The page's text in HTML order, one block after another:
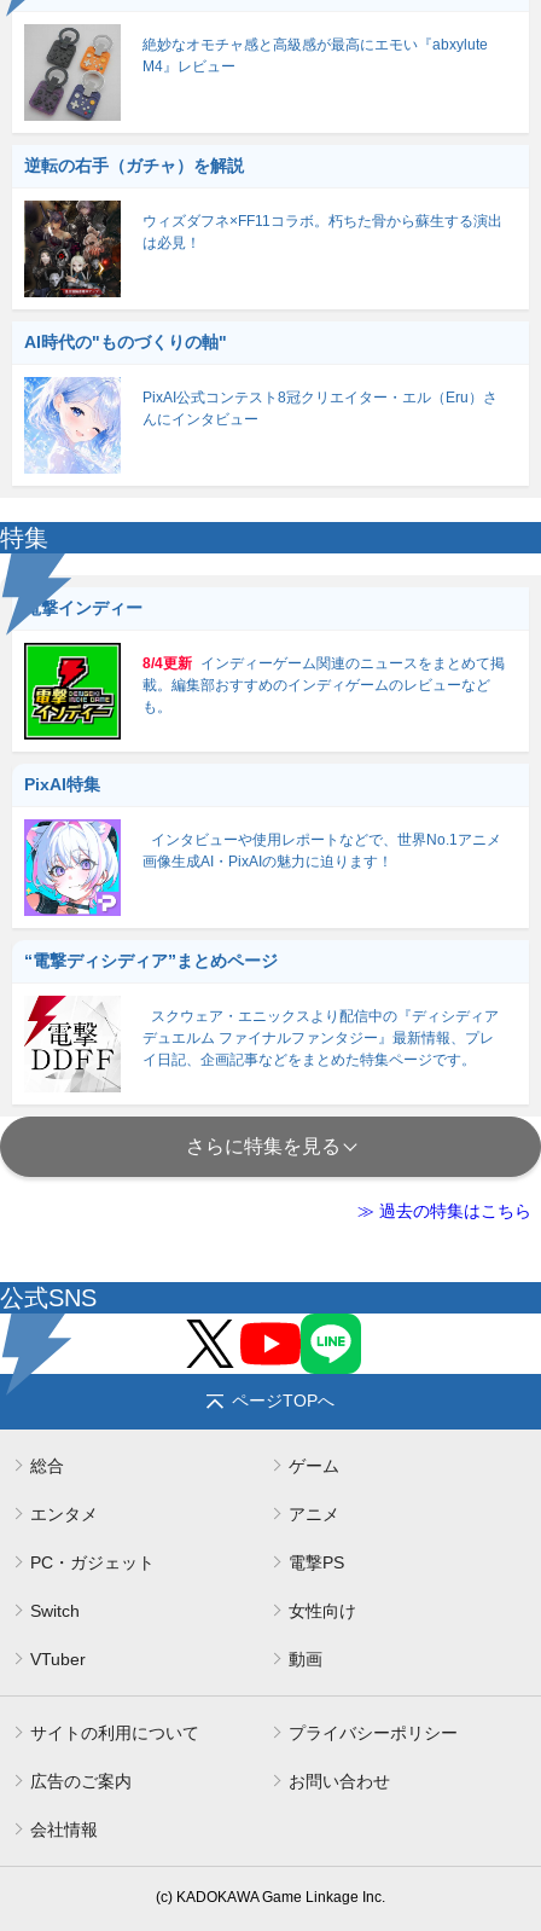
絶妙なオモチャ感と高級感が最高にエモい『abxylute
M4』レビュー
逆転の右手（ガチャ）を解説
ウィズダフネ×FF11コラボ。朽ちた骨から蘇生する演出
は必見！
AI時代の"ものづくりの軸"
PixAI公式コンテスト8冠クリエイター・エル（Eru）さ
んにインタビュー
特集
電撃インディー
8/4更新 インディーゲーム関連のニュースをまとめて掲
載。編集部おすすめのインディゲームのレビューなど
も。
PixAI特集
インタビューや使用レポートなどで、世界No.1アニメ
画像生成AI・PixAIの魅力に迫ります！
“電撃ディシディア”まとめページ
スクウェア・エニックスより配信中の『ディシディア
デュエルム ファイナルファンタジー』最新情報、プレ
イ日記、企画記事などをまとめた特集ページです。
さらに特集を見る
≫ 過去の特集はこちら
公式SNS
ページTOPへ
総合 ゲーム
エンタメ アニメ
PC・ガジェット 電撃PS
Switch 女性向け
VTuber 動画
サイトの利用について プライバシーポリシー
広告のご案内 お問い合わせ
会社情報
(c) KADOKAWA Game Linkage Inc.